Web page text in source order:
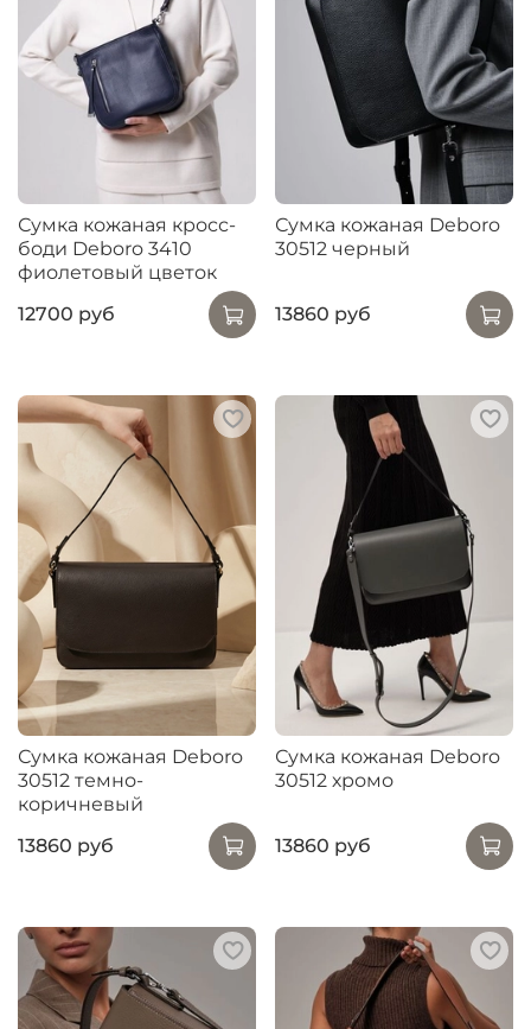
Сумка кожаная кросс-
боди Deboro 3410
фиолетовый цветок
12700 руб
Сумка кожаная Deboro
30512 черный
13860 руб
Сумка кожаная Deboro
30512 темно-
коричневый
13860 руб
Сумка кожаная Deboro
30512 хромо
13860 руб